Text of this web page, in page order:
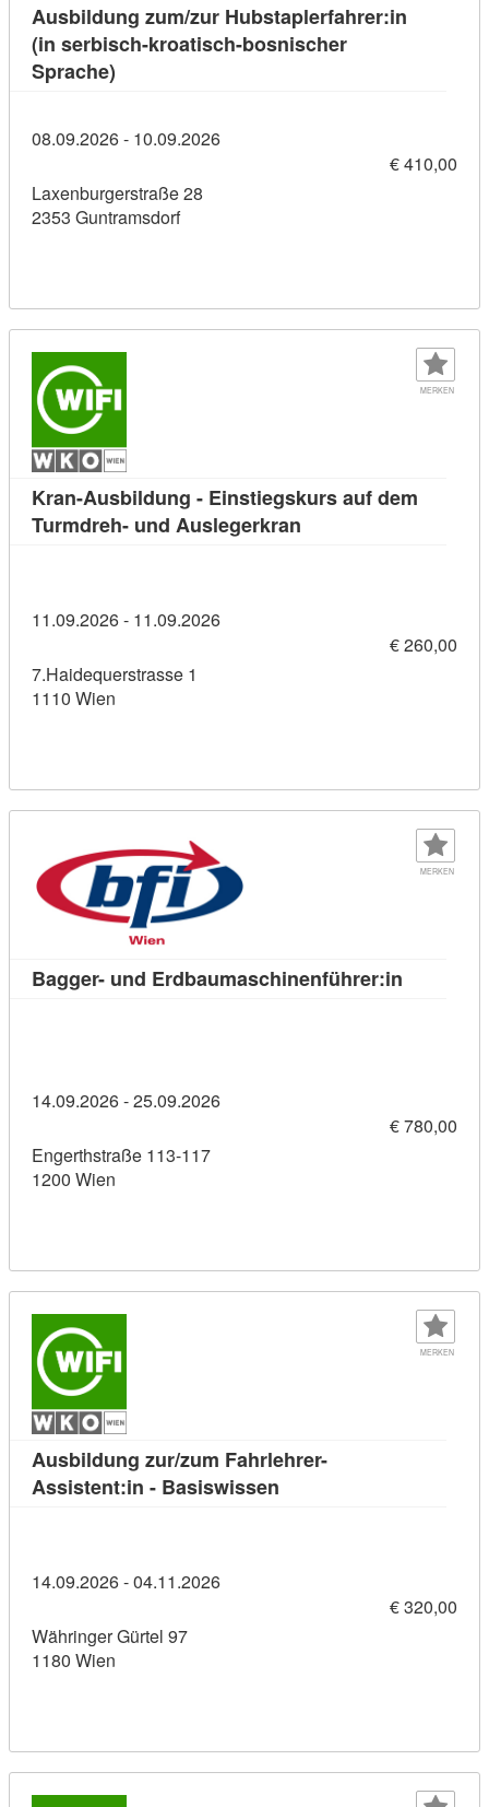
Ausbildung zum/zur Hubstaplerfahrer:in
(in serbisch-kroatisch-bosnischer
Sprache)
08.09.2026 - 10.09.2026
€ 410,00
Laxenburgerstraße 28
2353 Guntramsdorf
MERKEN
Kran-Ausbildung - Einstiegskurs auf dem
Turmdreh- und Auslegerkran
11.09.2026 - 11.09.2026
€ 260,00
7.Haidequerstrasse 1
1110 Wien
MERKEN
Bagger- und Erdbaumaschinenführer:in
14.09.2026 - 25.09.2026
€ 780,00
Engerthstraße 113-117
1200 Wien
MERKEN
Ausbildung zur/zum Fahrlehrer-
Assistent:in - Basiswissen
14.09.2026 - 04.11.2026
€ 320,00
Währinger Gürtel 97
1180 Wien